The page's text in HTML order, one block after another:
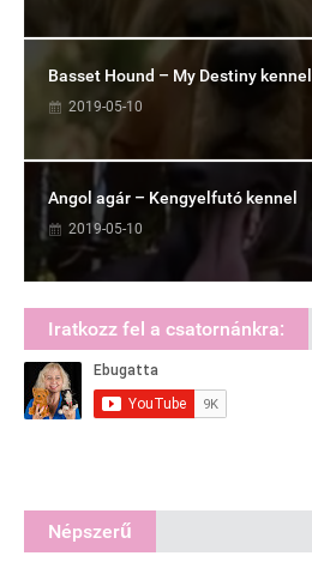
Basset Hound – My Destiny kennel
2019-05-10
Angol agár – Kengyelfutó kennel
2019-05-10
Iratkozz fel a csatornánkra:
Népszerű